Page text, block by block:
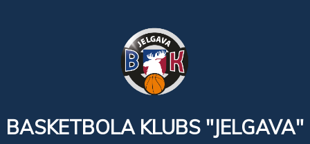
BASKETBOLA KLUBS "JELGAVA"